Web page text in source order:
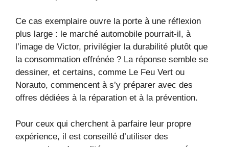
Ce cas exemplaire ouvre la porte à une réflexion
plus large : le marché automobile pourrait-il, à
l’image de Victor, privilégier la durabilité plutôt que
la consommation effrénée ? La réponse semble se
dessiner, et certains, comme Le Feu Vert ou
Norauto, commencent à s’y préparer avec des
offres dédiées à la réparation et à la prévention.
Pour ceux qui cherchent à parfaire leur propre
expérience, il est conseillé d’utiliser des